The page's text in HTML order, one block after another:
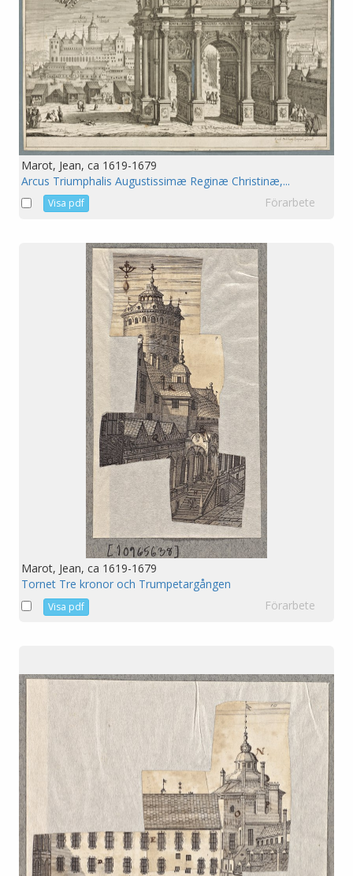
Marot, Jean, ca 1619-1679
Arcus Triumphalis Augustissimæ Reginæ Christinæ,...
Visa pdf Förarbete
Marot, Jean, ca 1619-1679
Tornet Tre kronor och Trumpetargången
Visa pdf Förarbete